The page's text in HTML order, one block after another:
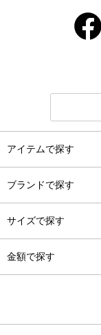
アイテムで探す
ブランドで探す
サイズで探す
金額で探す